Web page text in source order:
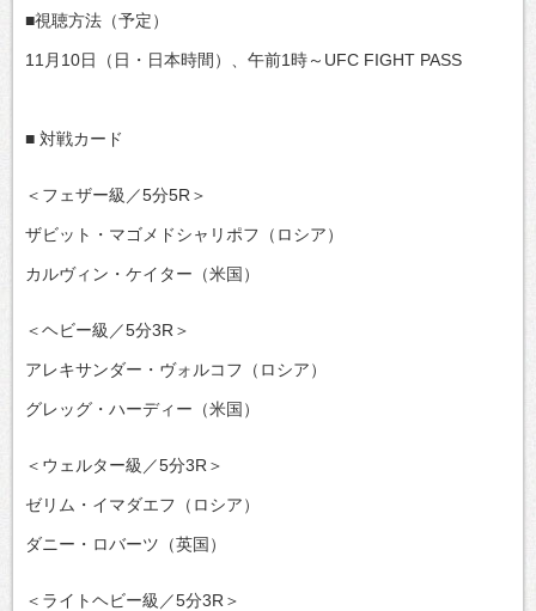
■視聴方法（予定）
11月10日（日・日本時間）、午前1時～UFC FIGHT PASS
■ 対戦カード
＜フェザー級／5分5R＞
ザビット・マゴメドシャリポフ（ロシア）
カルヴィン・ケイター（米国）
＜ヘビー級／5分3R＞
アレキサンダー・ヴォルコフ（ロシア）
グレッグ・ハーディー（米国）
＜ウェルター級／5分3R＞
ゼリム・イマダエフ（ロシア）
ダニー・ロバーツ（英国）
＜ライトヘビー級／5分3R＞